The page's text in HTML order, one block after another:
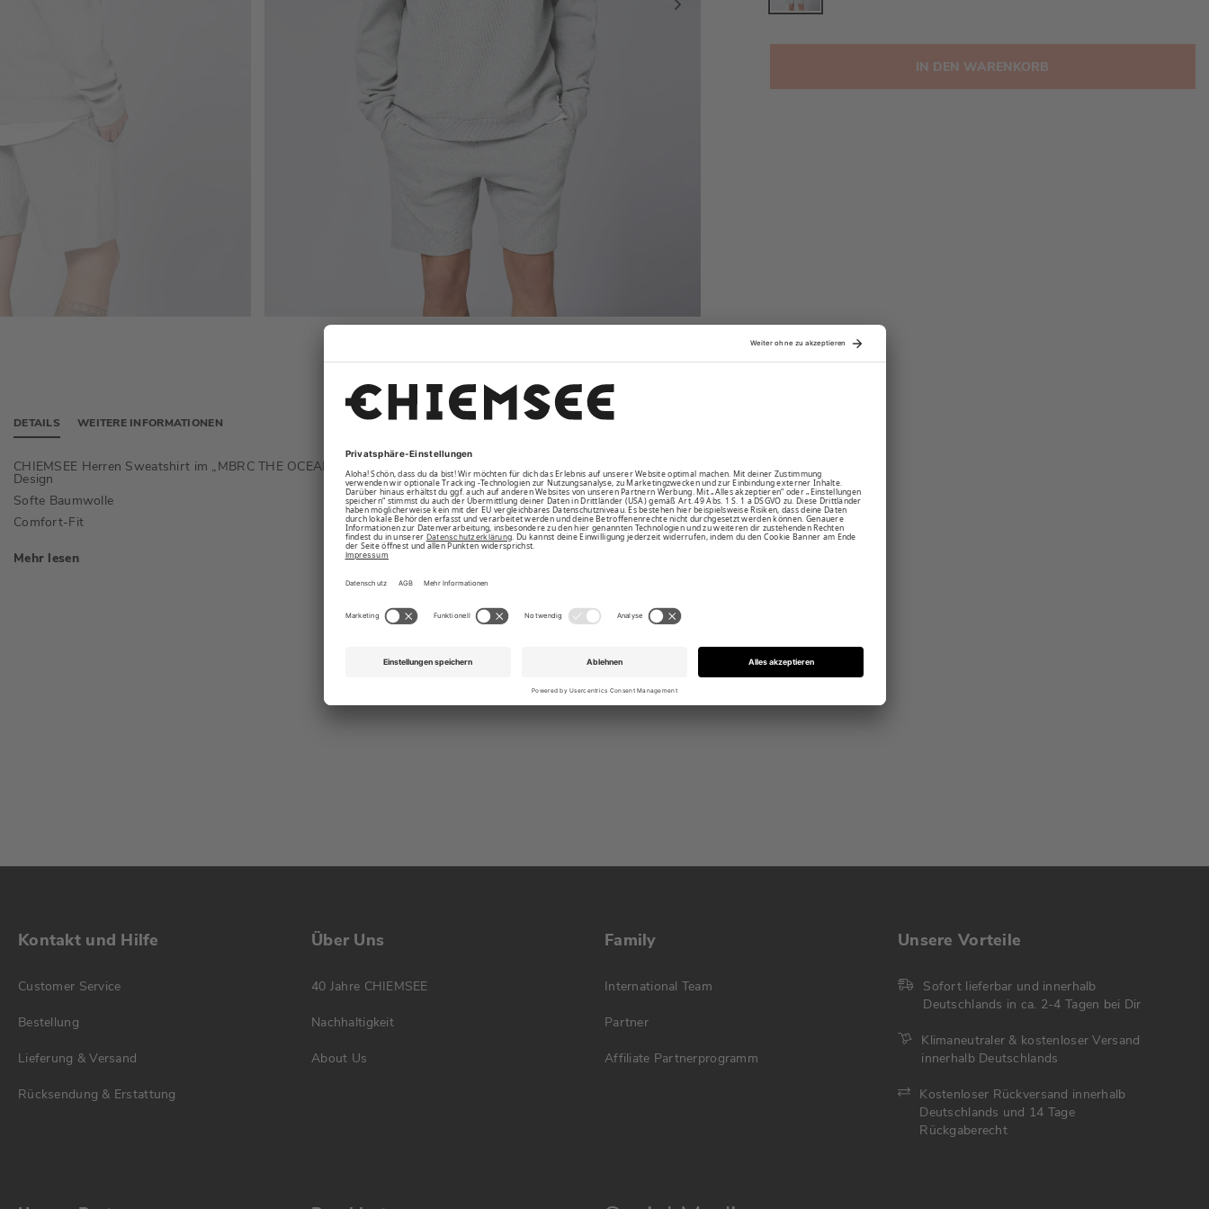
IN DEN WARENKORB
DETAILS
CHIEMSEE Herren Sweatshirt im „MBRC THE OCEAN“-
Design
Softe Baumwolle
Comfort-Fit
Abgesetzter Rundhalsausschnitt
Leicht überschnittene Schultern
Mehr lesen
WEITERE INFORMATIONEN
Kontakt und Hilfe
Customer Service
Bestellung
Lieferung & Versand
Rücksendung & Erstattung
Über Uns
40 Jahre CHIEMSEE
Nachhaltigkeit
About Us
Family
International Team
Partner
Affiliate Partnerprogramm
Unsere Vorteile
Sofort lieferbar und innerhalb
Deutschlands in ca. 2-4 Tagen bei Dir
Klimaneutraler & kostenloser Versand
innerhalb Deutschlands
Kostenloser Rückversand innerhalb
Deutschlands und 14 Tage
Rückgaberecht